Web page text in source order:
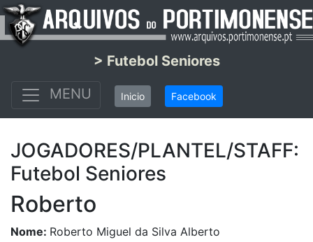
> Futebol Seniores
MENU
Inicio Facebook
JOGADORES/PLANTEL/STAFF:
Futebol Seniores
Roberto
Nome: Roberto Miguel da Silva Alberto